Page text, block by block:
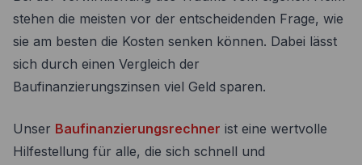
stehen die meisten vor der entscheidenden Frage, wie
sie am besten die Kosten senken können. Dabei lässt
sich durch einen Vergleich der
Baufinanzierungszinsen viel Geld sparen.
Unser Baufinanzierungsrechner ist eine wertvolle
Hilfestellung für alle, die sich schnell und